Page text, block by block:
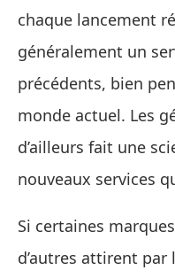
chaque lancement
généralement un
précédents, bien
monde actuel. Les
d’ailleurs fait une
nouveaux services
Si certaines
d’autres attirent